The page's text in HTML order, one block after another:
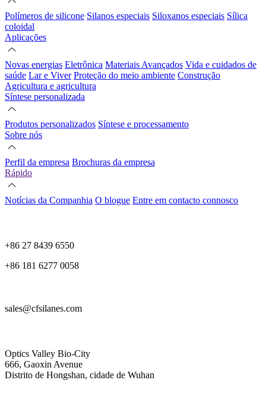
Polímeros de silicone Silanos especiais Siloxanos especiais Sílica
coloidal
Aplicações
Novas energias Eletrônica Materiais Avançados Vida e cuidados de
saúde Lar e Viver Proteção do meio ambiente Construção
Agricultura e agricultura
Síntese personalizada
Produtos personalizados Síntese e processamento
Sobre nós
Perfil da empresa Brochuras da empresa
Rápido
Notícias da Companhia O blogue Entre em contacto connosco
+86 27 8439 6550
+86 181 6277 0058
sales@cfsilanes.com
Optics Valley Bio-City
666, Gaoxin Avenue
Distrito de Hongshan, cidade de Wuhan